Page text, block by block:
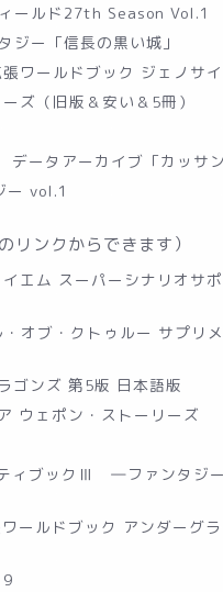
ールド27th Season Vol.1
ジー「信長の黒い城」
ワールドブック ジェノサ
ズ（旧版＆安い＆5冊）
ータアーカイブ「カッサン
ー vol.1
リンクからできます）
エム スーパーシナリオサ
オブ・クトゥルー サプリ
ゴンズ 第5版 日本語版
ウェポン・ストーリーズ
ィブックⅢ ―ファンタジ
ールドブック アンダーグ